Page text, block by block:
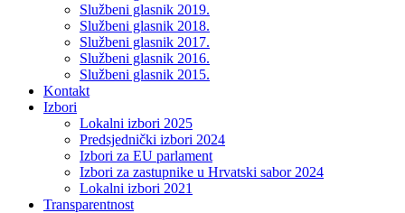
Službeni glasnik 2019.
Službeni glasnik 2018.
Službeni glasnik 2017.
Službeni glasnik 2016.
Službeni glasnik 2015.
Kontakt
Izbori
Lokalni izbori 2025
Predsjednički izbori 2024
Izbori za EU parlament
Izbori za zastupnike u Hrvatski sabor 2024
Lokalni izbori 2021
Transparentnost